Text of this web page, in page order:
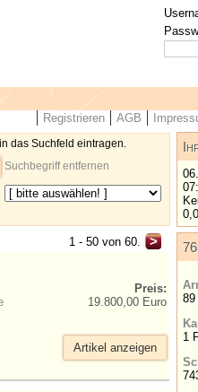
Registrieren AGB
das Suchfeld eintragen.
Suchbegriff entfernen
1 - 50 von 60. >
Preis:
19.800,00 Euro
Artikel anzeigen
1